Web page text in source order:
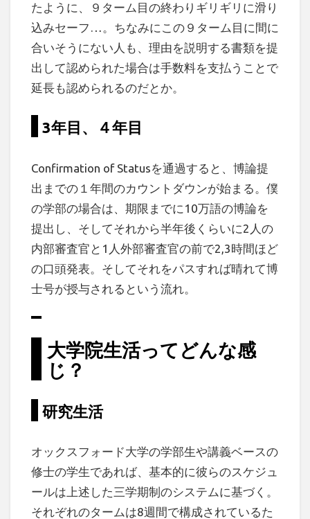
たように、９ターム目の終わりギリギリに滑り
込みセーフ…。ちなみにこの９ターム目に間に
合いそうにない人も、理由を説明する書類を提
出して認められた場合は手数料を支払うことで
延長も認められるのだとか。
3年目、４年目
Confirmation of Statusを通過すると、博論提
出までの１年間のカウントダウンが始まる。僕
の学部の場合は、期限までに10万語の博論を
提出し、そしてそれから半年後くらいに2人の
内部審査官と1人外部審査官の前で2,3時間ほど
の口頭発表。そしてそれをパスすれば晴れて博
士号が授与されるという流れ。
大学院生活ってどんな感
じ？
研究生活
オックスフォード大学の学部生や講義ベースの
修士の学生であれば、基本的に彼らのスケジュ
ールは上述した三学期制のシステムに基づく。
それぞれのタームは8週間で構成されているた